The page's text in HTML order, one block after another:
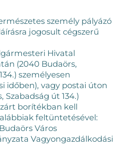
személy pályázó
jogosult cégszerű
Hivatal
(2040 Budaörs,
személyesen
időben), vagy postai úton
Szabadság út 134.)
borítékban kell
feltüntetésével:
Város
Vagyongazdálkodási